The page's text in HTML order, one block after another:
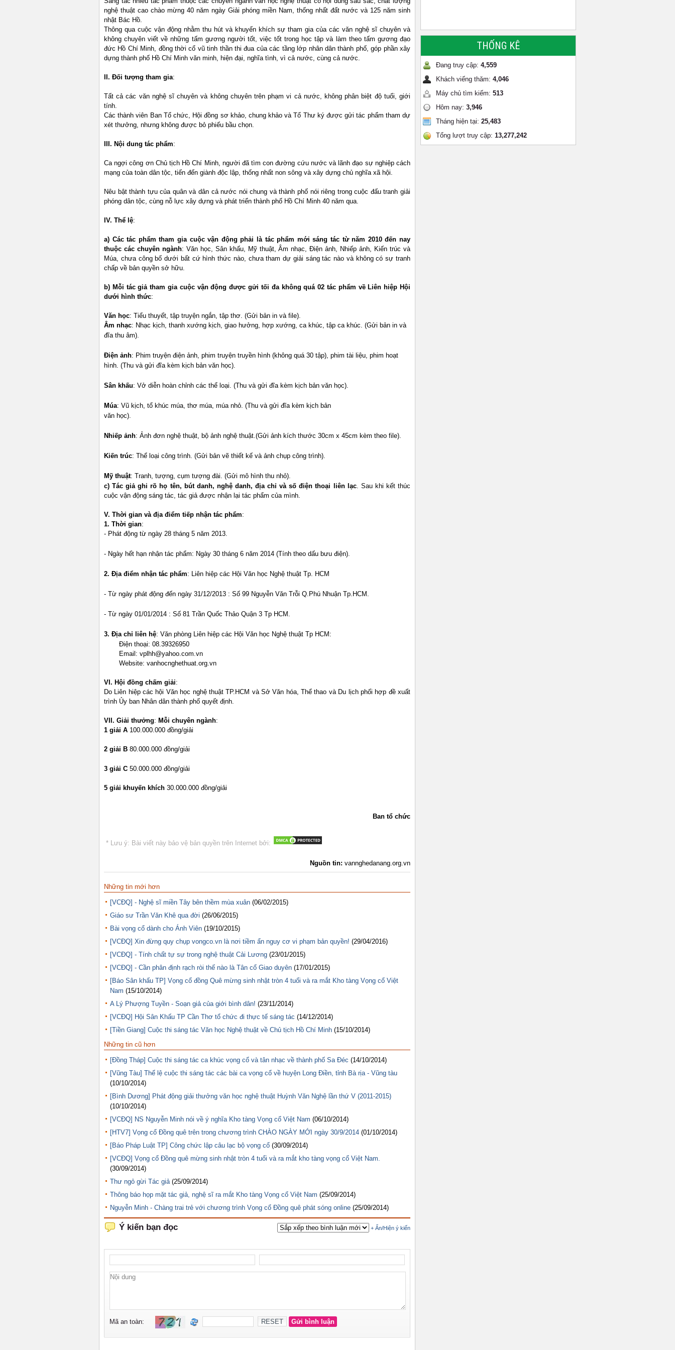
nghệ thuật cao chào mừng 40 năm ngày Giải phóng miền Nam, thống nhất đất nước và 125 năm sinh
nhật Bác Hồ.
Thông qua cuộc vận động nhằm thu hút và khuyến khích sự tham gia của các văn nghệ sĩ chuyên và
không chuyên viết về những tấm gương người tốt, việc tốt trong học tập và làm theo tấm gương đạo
đức Hồ Chí Minh, đồng thời cổ vũ tinh thần thi đua của các tầng lớp nhân dân thành phố, góp phần xây
dựng thành phố Hồ Chí Minh văn minh, hiện đại, nghĩa tình, vì cả nước, cùng cả nước.
II. Đối tượng tham gia:
Tất cả các văn nghệ sĩ chuyên và không chuyên trên phạm vi cả nước, không phân biệt độ tuổi, giới
tính.
Các thành viên Ban Tổ chức, Hội đồng sơ khảo, chung khảo và Tổ Thư ký được gửi tác phẩm tham dự
xét thưởng, nhưng không được bỏ phiếu bầu chọn.
III. Nội dung tác phẩm:
Ca ngợi công ơn Chủ tịch Hồ Chí Minh, người đã tìm con đường cứu nước và lãnh đạo sự nghiệp cách
mạng của toàn dân tộc, tiến đến giành độc lập, thống nhất non sông và xây dựng chủ nghĩa xã hội.
Nêu bật thành tựu của quân và dân cả nước nói chung và thành phố nói riêng trong cuộc đấu tranh giải
phóng dân tộc, cùng nỗ lực xây dựng và phát triển thành phố Hồ Chí Minh 40 năm qua.
IV. Thể lệ:
a) Các tác phẩm tham gia cuộc vận động phải là tác phẩm mới sáng tác từ năm 2010 đến nay
thuộc các chuyên ngành: Văn học, Sân khấu, Mỹ thuật, Âm nhạc, Điện ảnh, Nhiếp ảnh, Kiến trúc và
Múa, chưa công bố dưới bất cứ hình thức nào, chưa tham dự giải sáng tác nào và không có sự tranh
chấp về bản quyền sở hữu.
b) Mỗi tác giả tham gia cuộc vận động được gửi tối đa không quá 02 tác phẩm về Liên hiệp Hội
dưới hình thức:
Văn học: Tiểu thuyết, tập truyện ngắn, tập thơ. (Gửi bản in và file).
Âm nhạc: Nhạc kịch, thanh xướng kịch, giao hưởng, hợp xướng, ca khúc, tập ca khúc. (Gửi bản in và
đĩa thu âm).
Điện ảnh: Phim truyện điện ảnh, phim truyện truyền hình (không quá 30 tập), phim tài liệu, phim hoạt
hình. (Thu và gửi đĩa kèm kịch bản văn học).
Sân khấu: Vở diễn hoàn chỉnh các thể loại. (Thu và gửi đĩa kèm kịch bản văn học).
Múa: Vũ kịch, tổ khúc múa, thơ múa, múa nhỏ. (Thu và gửi đĩa kèm kịch bản
văn học).
Nhiếp ảnh: Ảnh đơn nghệ thuật, bộ ảnh nghệ thuật.(Gửi ảnh kích thước 30cm x 45cm kèm theo file).
Kiến trúc: Thể loại công trình. (Gửi bản vẽ thiết kế và ảnh chụp công trình).
Mỹ thuật: Tranh, tượng, cụm tượng đài. (Gửi mô hình thu nhỏ).
c) Tác giả ghi rõ họ tên, bút danh, nghệ danh, địa chỉ và số điện thoại liên lạc. Sau khi kết thúc
cuộc vận động sáng tác, tác giả được nhận lại tác phẩm của mình.
V. Thời gian và địa điểm tiếp nhận tác phẩm:
1. Thời gian:
- Phát động từ ngày 28 tháng 5 năm 2013.
- Ngày hết hạn nhận tác phẩm: Ngày 30 tháng 6 năm 2014 (Tính theo dấu bưu điện).
2. Địa điểm nhận tác phẩm: Liên hiệp các Hội Văn học Nghệ thuật Tp. HCM
- Từ ngày phát động đến ngày 31/12/2013 : Số 99 Nguyễn Văn Trỗi Q.Phú Nhuận Tp.HCM.
- Từ ngày 01/01/2014 : Số 81 Trần Quốc Thảo Quận 3 Tp HCM.
3. Địa chỉ liên hệ: Văn phòng Liên hiệp các Hội Văn học Nghệ thuật Tp HCM:
Điện thoại: 08.39326950
Email: vplhh@yahoo.com.vn
Website: vanhocnghethuat.org.vn
VI. Hội đồng chấm giải:
Do Liên hiệp các hội Văn học nghệ thuật TP.HCM và Sở Văn hóa, Thể thao và Du lịch phối hợp đề xuất
trình Ủy ban Nhân dân thành phố quyết định.
VII. Giải thưởng: Mỗi chuyên ngành:
1 giải A 100.000.000 đồng/giải
2 giải B 80.000.000 đồng/giải
3 giải C 50.000.000 đồng/giải
5 giải khuyến khích 30.000.000 đồng/giải
Ban tổ chức
* Lưu ý: Bài viết này bảo vệ bản quyền trên Internet bởi:
Nguồn tin: vannghedanang.org.vn
Những tin mới hơn
[VCĐQ] - Nghệ sĩ miền Tây bên thềm mùa xuân (06/02/2015)
Giáo sư Trần Văn Khê qua đời (26/06/2015)
Bài vọng cổ dành cho Ánh Viên (19/10/2015)
[VCĐQ] Xin đừng quy chụp vongco.vn là nơi tiềm ẩn nguy cơ vi phạm bản quyền! (29/04/2016)
[VCĐQ] - Tính chất tự sự trong nghệ thuật Cải Lương (23/01/2015)
[VCĐQ] - Cần phân định rạch ròi thế nào là Tân cổ Giao duyên (17/01/2015)
[Báo Sân khấu TP] Vọng cổ đồng Quê mừng sinh nhật tròn 4 tuổi và ra mắt Kho tàng Vọng cổ Việt
Nam (15/10/2014)
A Lý Phượng Tuyền - Soạn giả của giới bình dân! (23/11/2014)
[VCĐQ] Hội Sân Khấu TP Cần Thơ tổ chức đi thực tế sáng tác (14/12/2014)
[Tiền Giang] Cuộc thi sáng tác Văn học Nghệ thuật về Chủ tịch Hồ Chí Minh (15/10/2014)
Những tin cũ hơn
[Đồng Tháp] Cuộc thi sáng tác ca khúc vọng cổ và tân nhạc về thành phố Sa Đéc (14/10/2014)
[Vũng Tàu] Thể lệ cuộc thi sáng tác các bài ca vọng cổ về huyện Long Điền, tỉnh Bà rịa - Vũng tàu
(10/10/2014)
[Bình Dương] Phát động giải thưởng văn học nghệ thuật Huỳnh Văn Nghệ lần thứ V (2011-2015)
(10/10/2014)
[VCĐQ] NS Nguyễn Minh nói về ý nghĩa Kho tàng Vọng cổ Việt Nam (06/10/2014)
[HTV7] Vọng cổ Đồng quê trên trong chương trình CHÀO NGÀY MỚI ngày 30/9/2014 (01/10/2014)
[Báo Pháp Luật TP] Công chức lập câu lạc bộ vọng cổ (30/09/2014)
[VCĐQ] Vọng cổ Đồng quê mừng sinh nhật tròn 4 tuổi và ra mắt kho tàng vọng cổ Việt Nam.
(30/09/2014)
Thư ngỏ gừi Tác giả (25/09/2014)
Thông báo họp mặt tác giả, nghệ sĩ ra mắt Kho tàng Vọng cổ Việt Nam (25/09/2014)
Nguyễn Minh - Chàng trai trẻ với chương trình Vọng cổ Đồng quê phát sóng online (25/09/2014)
THỐNG KÊ
Đang truy cập: 4,559
Khách viếng thăm: 4,046
Máy chủ tìm kiếm: 513
Hôm nay: 3,946
Tháng hiện tại: 25,483
Tổng lượt truy cập: 13,277,242